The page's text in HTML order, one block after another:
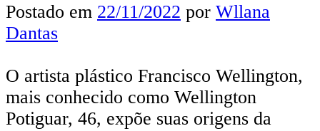
Postado em 22/11/2022 por Wllana
Dantas
O artista plástico Francisco Wellington,
mais conhecido como Wellington
Potiguar, 46, expõe suas origens da